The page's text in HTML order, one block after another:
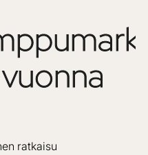
vuonna
ratkaisu